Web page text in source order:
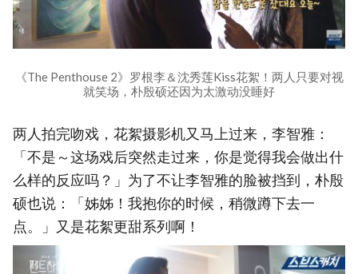
《The Penthouse 2》罗根李＆沈秀莲Kiss花絮！两人只要对视
就笑场，朴殷硕还因为太激动没睡好
两人拍完吻戏，花絮摄影机又马上过来，李智雅：
「不是～这场戏后突然走过来，你是觉得我会做出什
么样的反应吗？」为了不让李智雅的脸被挡到，朴殷
硕也说：「姊姊！我抱你的时候，稍微蹲下去一
点。」又是花絮更甜系列啊！